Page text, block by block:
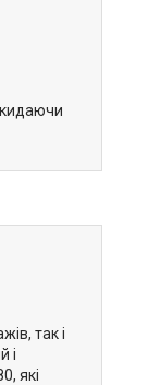
так і
і
які